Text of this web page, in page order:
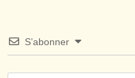
S’abonner